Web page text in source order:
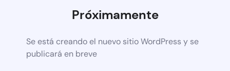
Próximamente
Se está creando el nuevo sitio WordPress y se
publicará en breve